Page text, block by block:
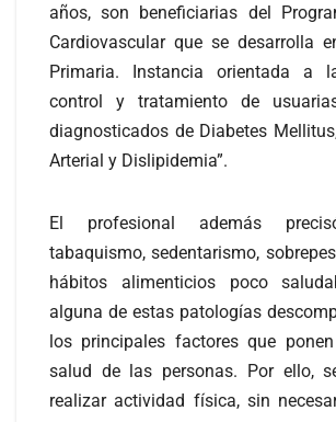
años, son beneficiarias del
Cardiovascular que se desarrolla
Primaria. Instancia orientada a
control y tratamiento de
diagnosticados de Diabetes
Arterial y Dislipidemia”.
El profesional además
tabaquismo, sedentarismo,
hábitos alimenticios poco
alguna de estas patologías
los principales factores que
salud de las personas. Por ello,
realizar actividad física, sin